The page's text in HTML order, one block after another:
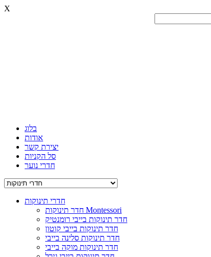
X
בלוג
אודות
יצירת קשר
סל הקניות
חדרי נוער
חדרי תינוקות
חדר תינוקות Montessori
חדר תינוקות בייבי רומנטיק
חדר תינוקות בייבי קוטון
חדר תינוקות סלינה בייבי
חדר תינוקות מוקה בייבי